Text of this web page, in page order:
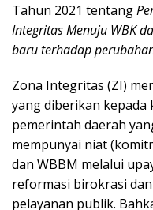
Tahun 2021 tentang
Integritas Menuju WBK
baru terhadap
Zona Integritas (ZI)
yang diberikan kepada
pemerintah daerah
mempunyai niat
dan WBBM melalui
reformasi birokrasi
pelayanan publik.